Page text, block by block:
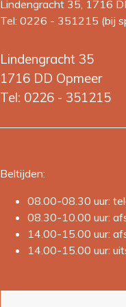
Lindengracht 35, 1716
Tel: 0226 - 351215 (bij
Lindengracht 35
1716 DD Opmeer
Tel: 0226 - 351215
Beltijden:
08.00-08.30 uur:
08.30-10.00 uur:
14.00-15.00 uur:
14.00-15.00 uur: